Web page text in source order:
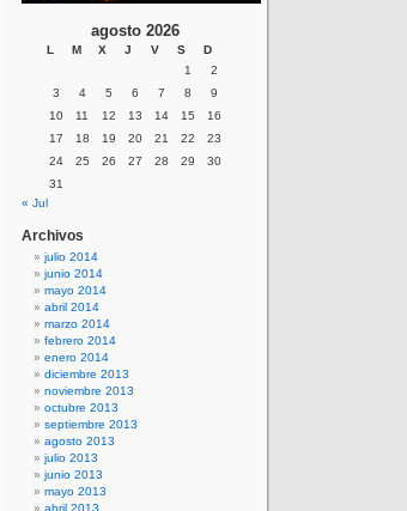
agosto 2026
L M X J V S
D
1
2
3
4 5 6 7 8
9
10
11 12 13 14 15
16
17
18 19 20 21 22
23
24
25 26 27 28 29
30
31
« Jul
Archivos
julio 2014
junio 2014
mayo 2014
abril 2014
marzo 2014
febrero 2014
enero 2014
diciembre 2013
noviembre 2013
octubre 2013
septiembre 2013
agosto 2013
julio 2013
junio 2013
mayo 2013
abril 2013